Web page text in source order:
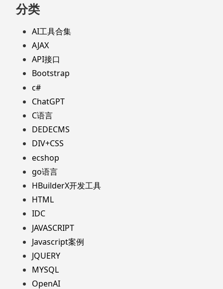
分类
AI工具合集
AJAX
API接口
Bootstrap
c#
ChatGPT
C语言
DEDECMS
DIV+CSS
ecshop
go语言
HBuilderX开发工具
HTML
IDC
JAVASCRIPT
Javascript案例
JQUERY
MYSQL
OpenAI